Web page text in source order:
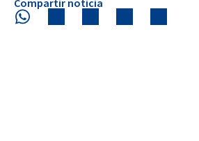
Compartir noticia